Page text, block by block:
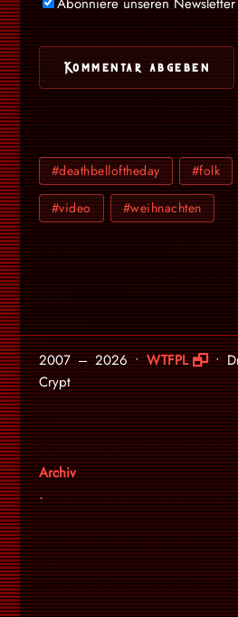
#deathbelloftheday #folk
#video #weihnachten
2007 – 2026 •WTFPL
•
Crypt
Archiv
.